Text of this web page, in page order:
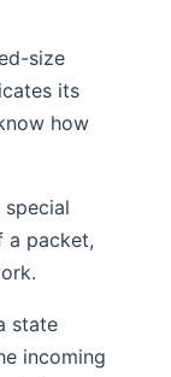
size
its
how
special
a packet,
state
incoming